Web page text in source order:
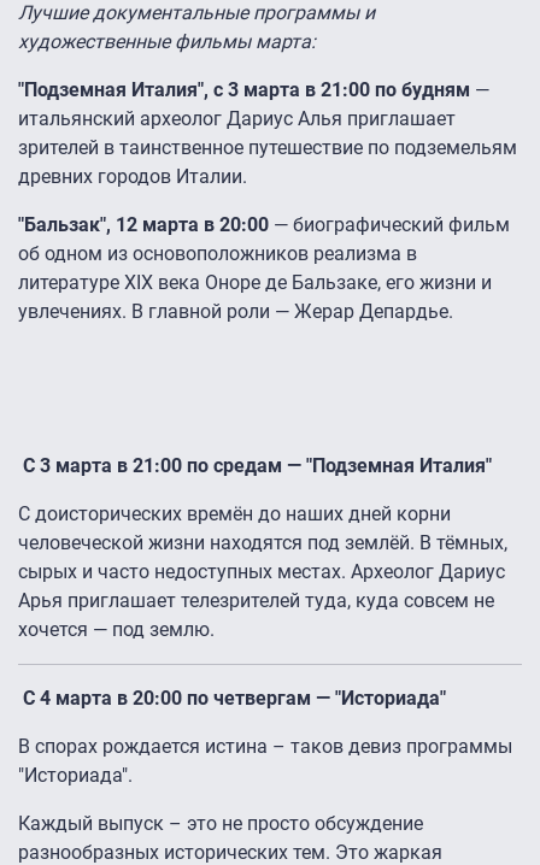
Лучшие документальные программы и
художественные фильмы марта:
"Подземная Италия", с 3 марта в 21:00 по будням —
итальянский археолог Дариус Алья приглашает
зрителей в таинственное путешествие по подземельям
древних городов Италии.
"Бальзак", 12 марта в 20:00 — биографический фильм
об одном из основоположников реализма в
литературе XIX века Оноре де Бальзаке, его жизни и
увлечениях. В главной роли ― Жерар Депардье.
С 3 марта в 21:00 по средам — "Подземная Италия"
С доисторических времён до наших дней корни
человеческой жизни находятся под землёй. В тёмных,
сырых и часто недоступных местах. Археолог Дариус
Арья приглашает телезрителей туда, куда совсем не
хочется — под землю.
С 4 марта в 20:00 по четвергам — "Историада"
В спорах рождается истина – таков девиз программы
"Историада".
Каждый выпуск – это не просто обсуждение
разнообразных исторических тем. Это жаркая